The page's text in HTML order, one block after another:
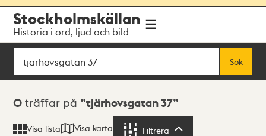
navigationen
huvudinnehållet
Stockholmskällan
Historia i ord, ljud och bild
Sök
Sök
Sökresultat
0 träffar på tjärhovsgatan 37
Visa lista Visa karta Filtrera